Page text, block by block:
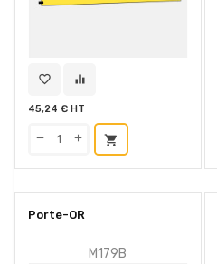
favorite_border equalizer
45,24 € HT
shopping_cart
Porte-OR
M179B